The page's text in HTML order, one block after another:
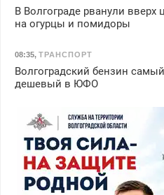
В Волгограде рванули вверх
на огурцы и помидоры
08:35, ТРАНСПОРТ
Волгоградский бензин самый
дешевый в ЮФО